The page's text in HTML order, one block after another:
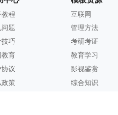
程
题
巧
育
协议
策
互联网
管理方法
考研考证
教育学习
影视鉴赏
综合知识